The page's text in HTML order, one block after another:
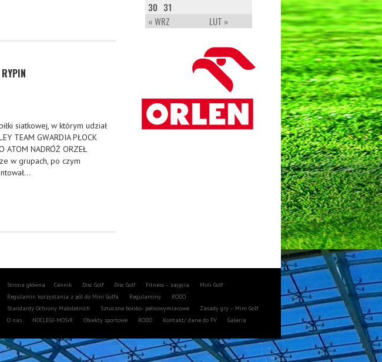
siatkowej, w którym udział
TEAM GWARDIA PŁOCK
ATOM NADRÓŻ ORZEŁ
w grupach, po czym
« WRZ LUT »
30 31
Strona główna Cennik Disc Golf Disc Golf Fitness – zajęcia
Mini Golf
Regulamin korzystania z pól do Mini Golfa
Regulaminy
RODO
Standardy Ochrony Małoletnich
Sztuczne boisko- pełnowymiarowe
Zasady gry – Mini Golf
O nas
NOCLEGI-MOSiR Obiekty sportowe RODO Kontakt/ dane do FV Galeria